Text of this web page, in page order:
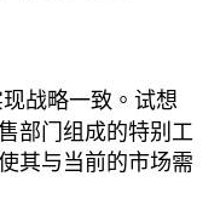
战略一致。试想
部门组成的特别工
其与当前的市场需